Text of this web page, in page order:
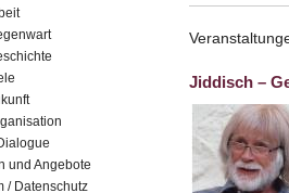
und Angebote
/ Datenschutz
Jiddisch –